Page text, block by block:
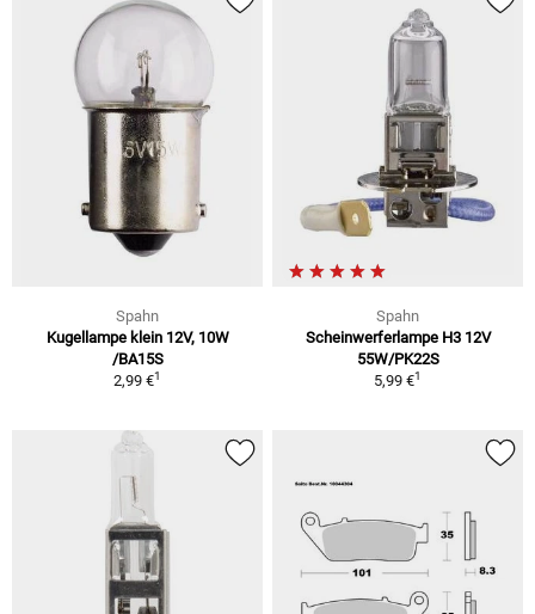
Spahn
Kugellampe klein 12V, 10W
/BA15S
2,99 €1
Spahn
Scheinwerferlampe H3 12V
55W/PK22S
5,99 €1